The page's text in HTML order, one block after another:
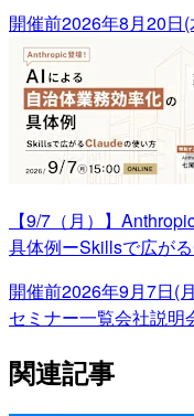
開催前2026年8月20日(
【9/7（月）】
具体例ーSkillsで広が
開催前2026年9月7日(
セミナー一覧会社説明
関連記事